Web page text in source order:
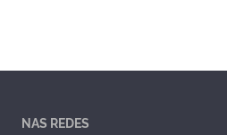
NAS REDES